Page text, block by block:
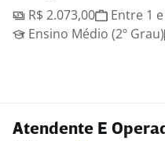
R$ 2.073,00
Entre 1
Ensino Médio (2º Grau)
Atendente E